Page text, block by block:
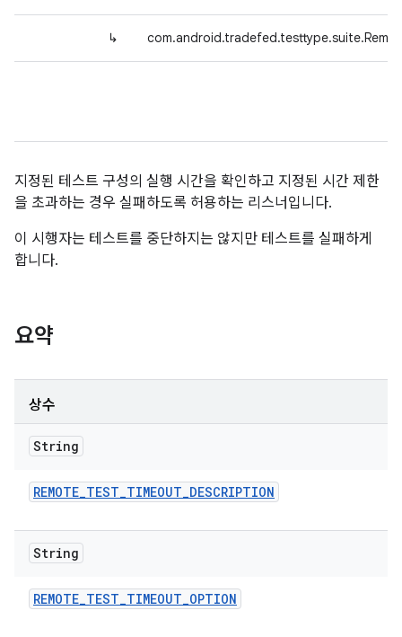
↳
지정된 테스트 구성의 실행 시간을 확인하고 지정된 시간 제한
을 초과하는 경우 실패하도록 허용하는 리스너입니다.
이 시행자는 테스트를 중단하지는 않지만 테스트를 실패하게
합니다.
요약
상수
String
REMOTE_TEST_TIMEOUT_DESCRIPTION
String
REMOTE_TEST_TIMEOUT_OPTION